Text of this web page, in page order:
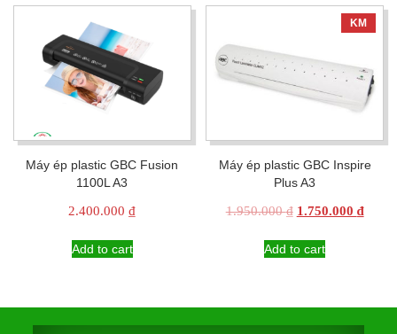
Máy ép plastic GBC Fusion
1100L A3
2.400.000₫
Add to cart
KM
Máy ép plastic GBC Inspire
Plus A3
1.950.000₫ Original
was:
1.750.000 ₫
Add to cart